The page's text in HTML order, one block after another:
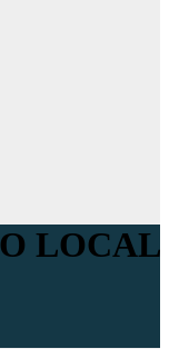
LOCAL